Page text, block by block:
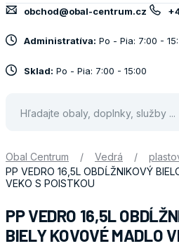
obchod@obal-centrum.cz
Administratíva: Po - Pia: 7:00 -
Sklad: Po - Pia: 7:00 - 15:00
Obal Centrum / Vedrá /
PP VEDRO 16,5L OBDĹŽNIKOVÝ
VEKO S POISTKOU
PP VEDRO 16,5L
BIELY KOVOVÉ MADLO